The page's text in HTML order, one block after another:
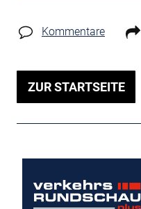
Kommentare
ZUR STARTSEITE